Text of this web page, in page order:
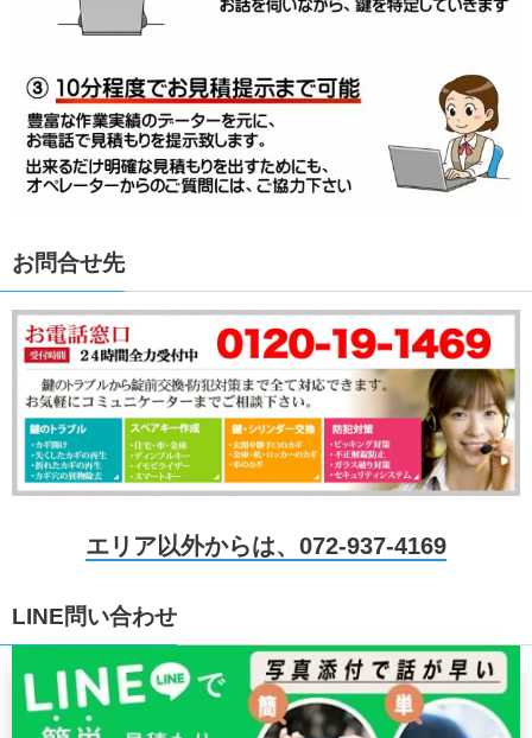
お問合せ先
エリア以外からは、072-937-4169
LINE問い合わせ